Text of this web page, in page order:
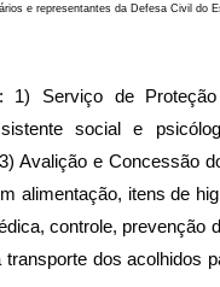
e representantes da Defesa Civil do
Serviço de
social e
Avalição e Concessão
alimentação, itens de
controle, prevenção
dos acolhidos